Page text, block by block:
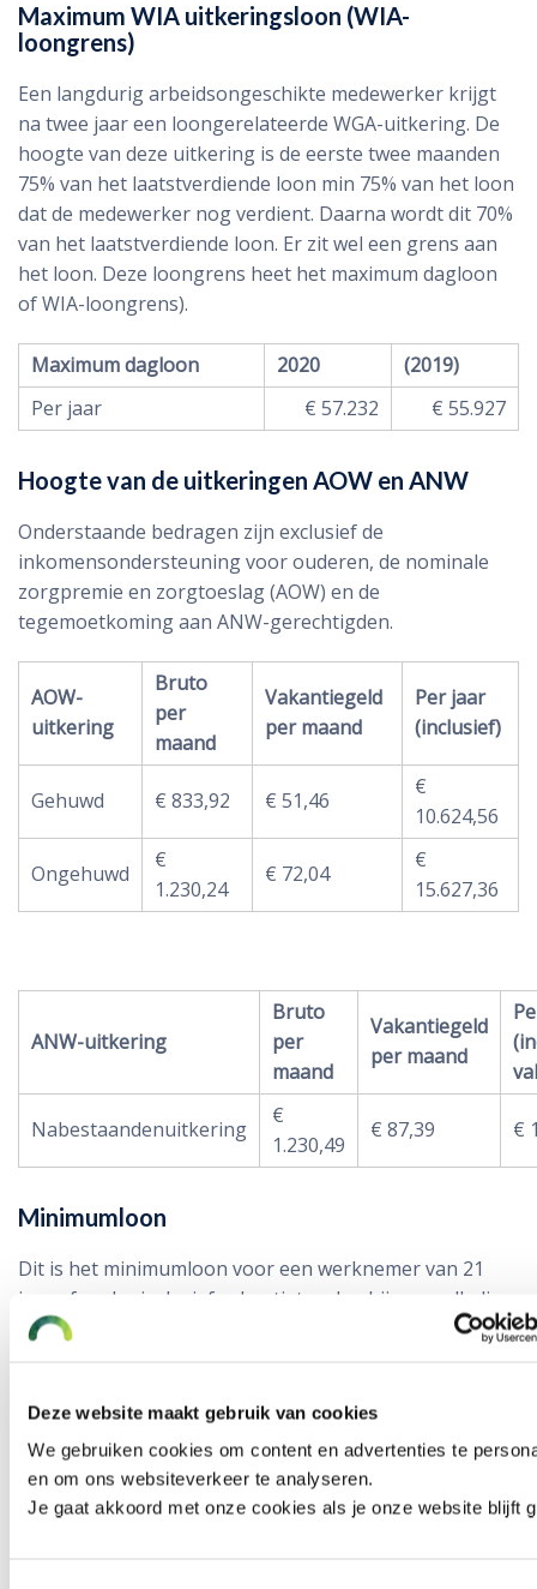
Deze website maakt gebruik van cookies
We gebruiken cookies om content en advertenties te
en om ons websiteverkeer te analyseren.
Je gaat akkoord met onze cookies als je onze website blijft
Maximum WIA uitkeringsloon (WIA-
loongrens)
Een langdurig arbeidsongeschikte medewerker krijgt
na twee jaar een loongerelateerde WGA-uitkering. De
hoogte van deze uitkering is de eerste twee maanden
75% van het laatstverdiende loon min 75% van het loon
dat de medewerker nog verdient. Daarna wordt dit 70%
van het laatstverdiende loon. Er zit wel een grens aan
het loon. Deze loongrens heet het maximum dagloon
of WIA-loongrens).
Maximum dagloon 2020
(2019)
Per jaar
€ 57.232 € 55.927
Hoogte van de uitkeringen AOW en ANW
Onderstaande bedragen zijn exclusief de
inkomensondersteuning voor ouderen, de nominale
zorgpremie en zorgtoeslag (AOW) en de
tegemoetkoming aan ANW-gerechtigden.
AOW-
uitkering
Bruto
per
maand
Vakantiegeld
per maand
Per jaar
(inclusief)
Gehuwd € 833,92 € 51,46
€
10.624,56
Ongehuwd
€
1.230,24
€ 72,04
€
15.627,36
ANW-uitkering
Bruto
per
maand
Vakantiegeld
per maand
Nabestaandenuitkering
€
1.230,49
€ 87,39 €
Minimumloon
Dit is het minimumloon voor een werknemer van 21
jaar of ouder inclusief vakantietoeslag bij een volledig
dienst-verband. De hoogte van dit bedrag wijzigt per 1
Minimum loon Per maand
Per jaar
Per 1 januari 2020
€ 1.785,89